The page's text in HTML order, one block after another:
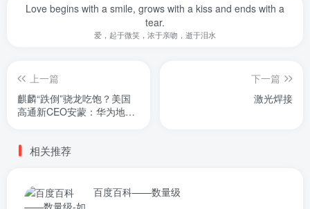
Love begins with a smile, grows with a kiss and ends with a
tear.
爱，起于微笑，浓于亲吻，逝于泪水
上一篇
麒麟“跌倒”骁龙吃饱？美国
高通新CEO安蒙：华为地位
下一篇
激光焊接
相关推荐
百度百科——数量级